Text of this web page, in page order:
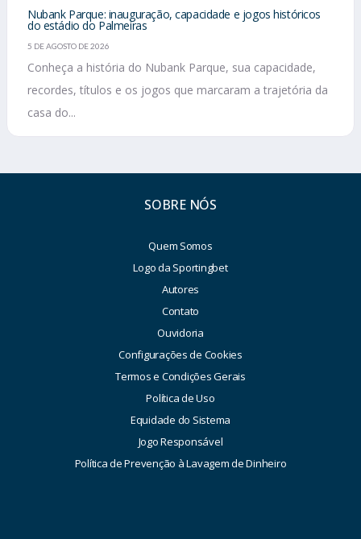
Nubank Parque: inauguração, capacidade e jogos históricos
do estádio do Palmeiras
5 DE AGOSTO DE 2026
Conheça a história do Nubank Parque, sua capacidade,
recordes, títulos e os jogos que marcaram a trajetória da
casa do...
SOBRE NÓS
Quem Somos
Logo da Sportingbet
Autores
Contato
Ouvidoria
Configurações de Cookies
Termos e Condições Gerais
Política de Uso
Equidade do Sistema
Jogo Responsável
Política de Prevenção à Lavagem de Dinheiro